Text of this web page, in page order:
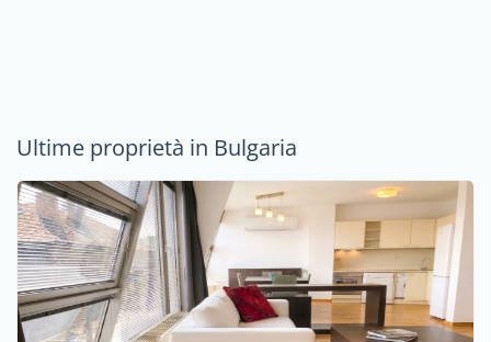
Ultime proprietà in Bulgaria